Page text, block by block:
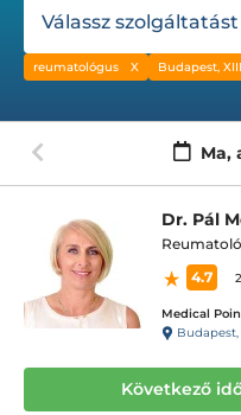
Válassz szolgáltatást
reumatológus Budapest,
Ma,
Dr. Pál
4.7
Medical
Budapest,
Következő